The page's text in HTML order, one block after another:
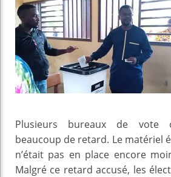
Plusieurs bureaux de vote
beaucoup de retard. Le matériel
n’était pas en place encore
Malgré ce retard accusé, les